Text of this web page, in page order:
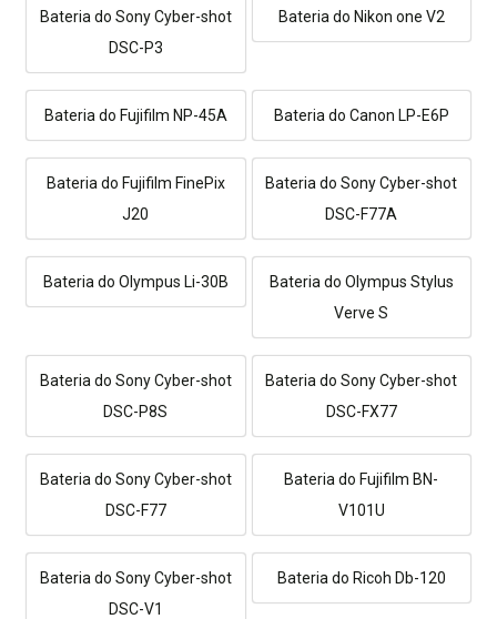
Bateria do Sony Cyber-shot
DSC-P3
Bateria do Nikon one V2
Bateria do Fujifilm NP-45A Bateria do Canon LP-E6P
Bateria do Fujifilm FinePix
J20
Bateria do Sony Cyber-shot
DSC-F77A
Bateria do Olympus Li-30B
Bateria do Olympus Stylus
Verve S
Bateria do Sony Cyber-shot
DSC-P8S
Bateria do Sony Cyber-shot
DSC-FX77
Bateria do Sony Cyber-shot
DSC-F77
Bateria do Fujifilm BN-
V101U
Bateria do Sony Cyber-shot
DSC-V1
Bateria do Ricoh Db-120